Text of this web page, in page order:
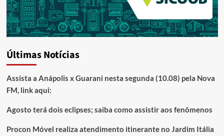
Últimas Notícias
Assista a Anápolis x Guarani nesta segunda (10.08) pela Nova
FM, link aqui:
Agosto terá dois eclipses; saiba como assistir aos fenômenos
Procon Móvel realiza atendimento itinerante no Jardim Itália